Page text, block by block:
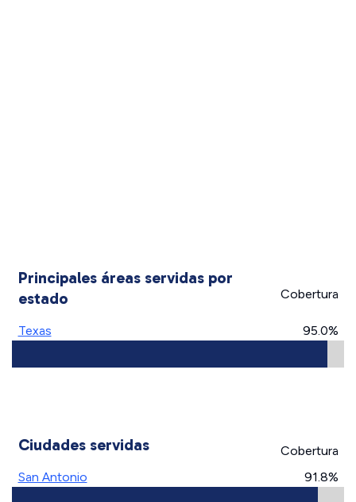
Principales áreas servidas por
estado
Cobertura
Texas 95.0%
Ciudades servidas
Cobertura
San Antonio
91.8%